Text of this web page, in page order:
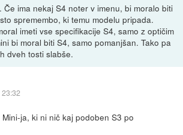
Če ima nekaj S4 noter v imenu, bi moralo biti
spremembo, ki temu modelu pripada.
imeti vse specifikacije S4, samo z optičim
bi moral biti S4, samo pomanjšan. Tako pa
dveh tosti slabše.
ja, ki ni nič kaj podoben S3 po